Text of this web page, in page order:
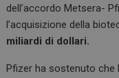
dell’accordo Metsera-
l’acquisizione della
miliardi di dollari.
Pfizer ha sostenuto che